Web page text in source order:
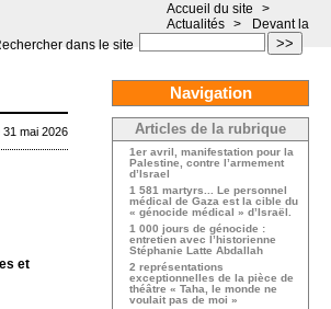
>>
dans le site
Accueil du site
>
Actualités >
Devant la
31 mai 2026
et
Navigation
Articles de la rubrique
1er avril, manifestation pour la
Palestine, contre l’armement
d’Israel
1 581 martyrs... Le personnel
médical de Gaza est la cible du
« génocide médical » d’Israël.
1 000 jours de génocide :
entretien avec l’historienne
Stéphanie Latte Abdallah
2 représentations
exceptionnelles de la pièce de
théâtre « Taha, le monde ne
voulait pas de moi »